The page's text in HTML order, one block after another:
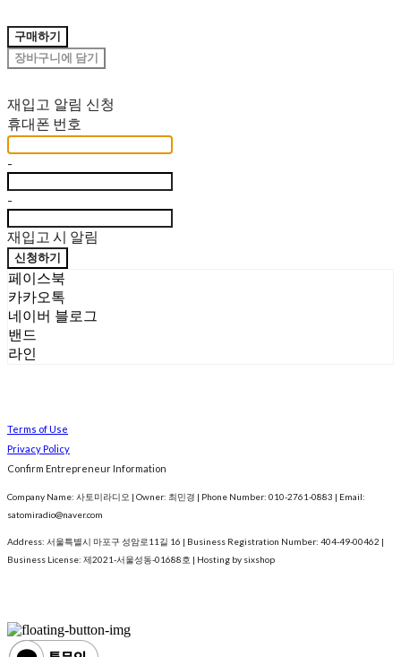
구매하기
장바구니에 담기
재입고 알림 신청
휴대폰 번호
-
-
재입고 시 알림
신청하기
페이스북
카카오톡
네이버 블로그
밴드
라인
Terms of Use
Privacy Policy
Confirm Entrepreneur Information
Company Name: 사토미라디오 | Owner: 최민경 | Phone Number: 010-2761-0883 | Email:
satomiradio@naver.com
Address: 서울특별시 마포구 성암로11길 16 | Business Registration Number: 404-49-00462 |
Business License: 제2021-서울성동-01688호 | Hosting by sixshop